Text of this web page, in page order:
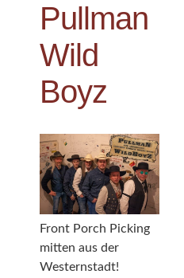
Pullman
Wild
Boyz
Front Porch Picking
mitten aus der
Westernstadt!